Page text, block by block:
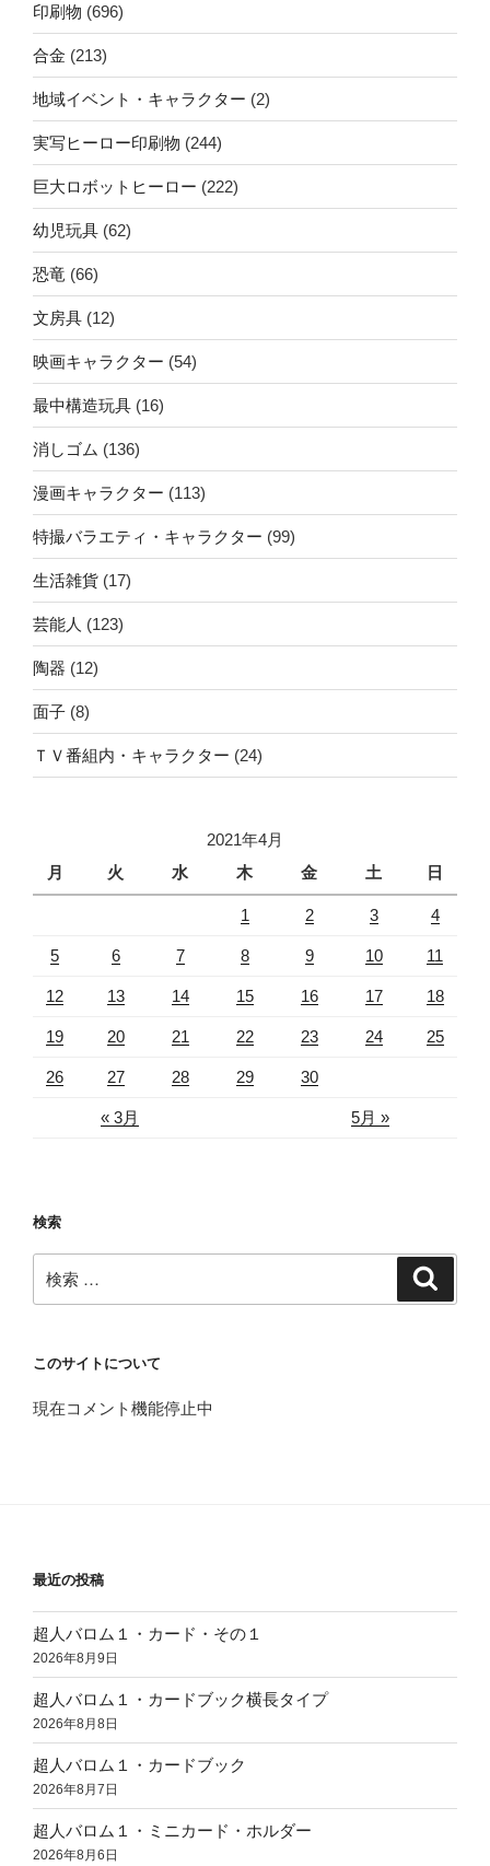
印刷物 (696)
合金 (213)
地域イベント・キャラクター (2)
実写ヒーロー印刷物 (244)
巨大ロボットヒーロー (222)
幼児玩具 (62)
恐竜 (66)
文房具 (12)
映画キャラクター (54)
最中構造玩具 (16)
消しゴム (136)
漫画キャラクター (113)
特撮バラエティ・キャラクター (99)
生活雑貨 (17)
芸能人 (123)
陶器 (12)
面子 (8)
ＴＶ番組内・キャラクター (24)
2021年4月
月
火 水 木 金 土 日
« 3月 5月 »
1 2 3 4
5 6 7 8 9 10 11
12 13 14 15 16 17 18
19 20 21 22 23 24 25
26 27 28 29 30
検索
検
索:
このサイトについて
現在コメント機能停止中
最近の投稿
超人バロム１・カード・その１
2026年8月9日
超人バロム１・カードブック横長タイプ
2026年8月8日
超人バロム１・カードブック
2026年8月7日
超人バロム１・ミニカード・ホルダー
2026年8月6日